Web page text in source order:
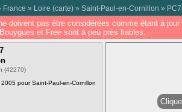
France » Loire (carte) » Saint-Paul-en-Cornillon »
doivent pas être considérées comme étant à
et Free sont à peu près fiables.
(42270)
pour Saint-Paul-en-Cornillon